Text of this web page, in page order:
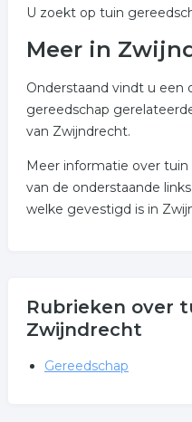
U zoekt op tuin
Meer in
Onderstaand vindt u een
gereedschap
van Zwijndrecht.
Meer informatie over
van de onderstaande
welke gevestigd is in
Rubrieken over
Zwijndrecht
Gereedschap